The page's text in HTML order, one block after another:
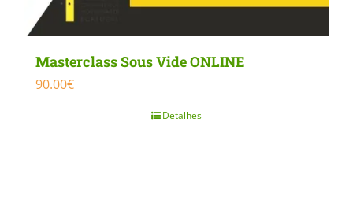
Masterclass Sous Vide ONLINE
90.00€
Detalhes